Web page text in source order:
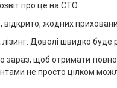
про це на СТО.
відкрито, жодних
Доволі швидко буде
зараз, щоб отримати
не просто цілком